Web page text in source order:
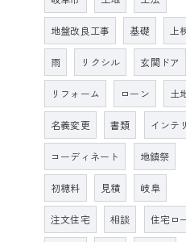
地盤改良工事 基礎 上
雨 リクシル 玄関ドア
リフォーム ローン 土
名義変更 書類 インテ
コーディネート 地鎮祭
初穂料 見積 岐阜
注文住宅 相談 住宅ロ